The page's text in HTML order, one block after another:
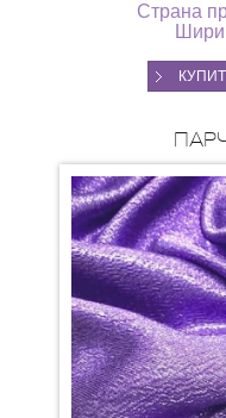
Страна